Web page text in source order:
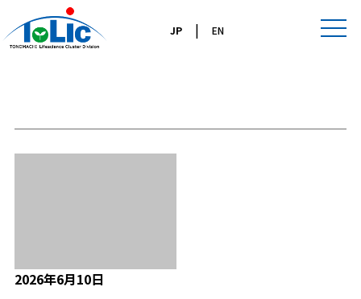
JP| EN
2026年6月10日